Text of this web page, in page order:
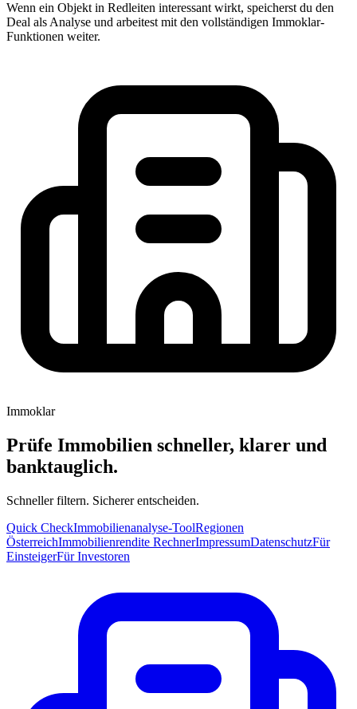
Wenn ein Objekt in Redleiten interessant wirkt, speicherst du den
Deal als Analyse und arbeitest mit den vollständigen Immoklar-
Funktionen weiter.
Immoklar
Prüfe Immobilien schneller, klarer und
banktauglich.
Schneller filtern. Sicherer entscheiden.
Quick CheckImmobilienanalyse-ToolRegionen
ÖsterreichImmobilienrendite RechnerImpressumDatenschutzFür
EinsteigerFür Investoren